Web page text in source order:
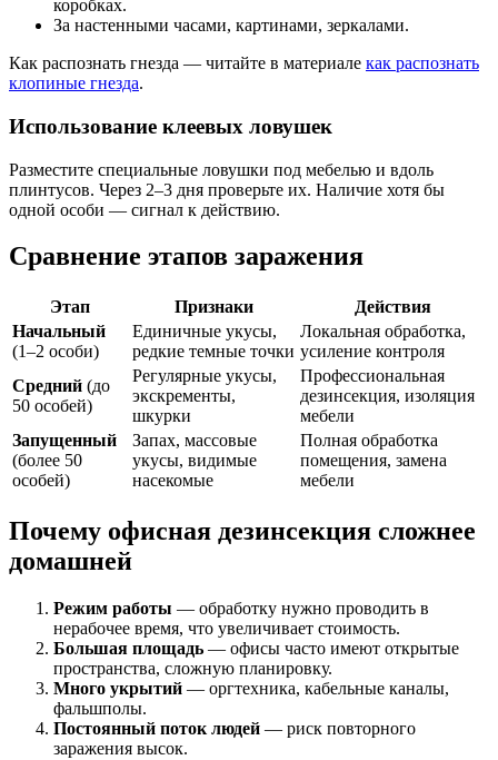
коробках.
За настенными часами, картинами, зеркалами.
Как распознать гнезда — читайте в материале как распознать
клопиные гнезда.
Использование клеевых ловушек
Разместите специальные ловушки под мебелью и вдоль
плинтусов. Через 2–3 дня проверьте их. Наличие хотя бы
одной особи — сигнал к действию.
Сравнение этапов заражения
Этап Признаки
Действия
Начальный
(1–2 особи)
Единичные укусы,
редкие темные точки
Локальная обработка,
усиление контроля
Средний (до
50 особей)
Регулярные укусы,
экскременты,
шкурки
Профессиональная
дезинсекция, изоляция
мебели
Запущенный
(более 50
особей)
Запах, массовые
укусы, видимые
насекомые
Полная обработка
помещения, замена
мебели
Почему офисная дезинсекция сложнее
домашней
Режим работы — обработку нужно проводить в
нерабочее время, что увеличивает стоимость.
Большая площадь — офисы часто имеют открытые
пространства, сложную планировку.
Много укрытий — оргтехника, кабельные каналы,
фальшполы.
Постоянный поток людей — риск повторного
заражения высок.